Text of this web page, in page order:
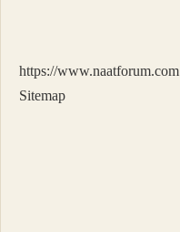
https://www.naatforum.com
Sitemap